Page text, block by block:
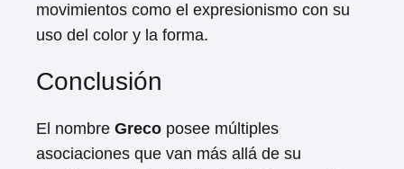
movimientos como el expresionismo con su
uso del color y la forma.
Conclusión
El nombre Greco posee múltiples
asociaciones que van más allá de su